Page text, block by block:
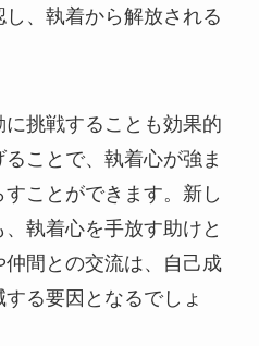
、執着から解放される
挑戦することも効果的
ことで、執着心が強ま
ことができます。新し
執着心を手放す助けと
間との交流は、自己成
る要因となるでしょ